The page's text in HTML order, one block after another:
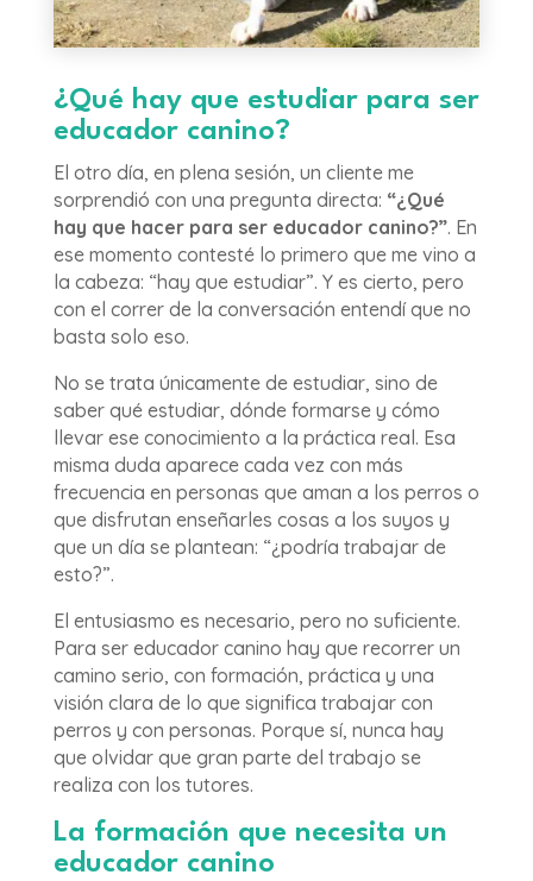
¿Qué hay que estudiar para ser
educador canino?
El otro día, en plena sesión, un cliente me
sorprendió con una pregunta directa: “¿Qué
hay que hacer para ser educador canino?”. En
ese momento contesté lo primero que me vino a
la cabeza: “hay que estudiar”. Y es cierto, pero
con el correr de la conversación entendí que no
basta solo eso.
No se trata únicamente de estudiar, sino de
saber qué estudiar, dónde formarse y cómo
llevar ese conocimiento a la práctica real. Esa
misma duda aparece cada vez con más
frecuencia en personas que aman a los perros o
que disfrutan enseñarles cosas a los suyos y
que un día se plantean: “¿podría trabajar de
esto?”.
El entusiasmo es necesario, pero no suficiente.
Para ser educador canino hay que recorrer un
camino serio, con formación, práctica y una
visión clara de lo que significa trabajar con
perros y con personas. Porque sí, nunca hay
que olvidar que gran parte del trabajo se
realiza con los tutores.
La formación que necesita un
educador canino